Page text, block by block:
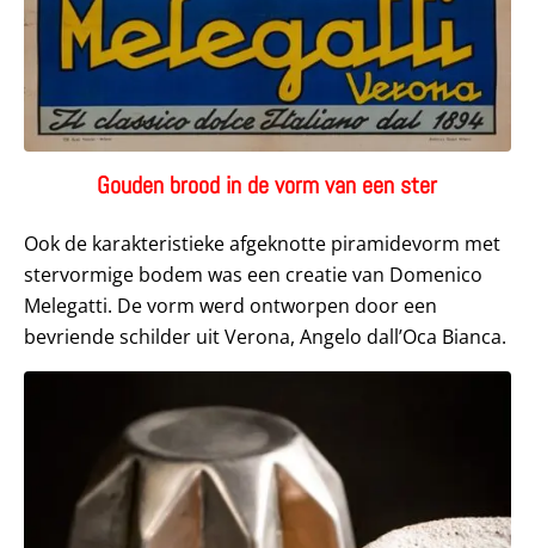
Gouden brood in de vorm van een ster
Ook de karakteristieke afgeknotte piramidevorm met
stervormige bodem was een creatie van Domenico
Melegatti. De vorm werd ontworpen door een
bevriende schilder uit Verona, Angelo dall’Oca Bianca.